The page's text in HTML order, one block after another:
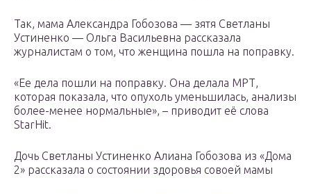
Так, мама Александра Гобозова — зятя Светланы
Устиненко — Ольга Васильевна рассказала
журналистам о том, что женщина пошла на поправку.
«Ее дела пошли на поправку. Она делала МРТ,
которая показала, что опухоль уменьшилась, анализы
более-менее нормальные», – приводит её слова
StarHit.
Дочь Светланы Устиненко Алиана Гобозова из «Дома
2» рассказала о состоянии здоровья совоей мамы